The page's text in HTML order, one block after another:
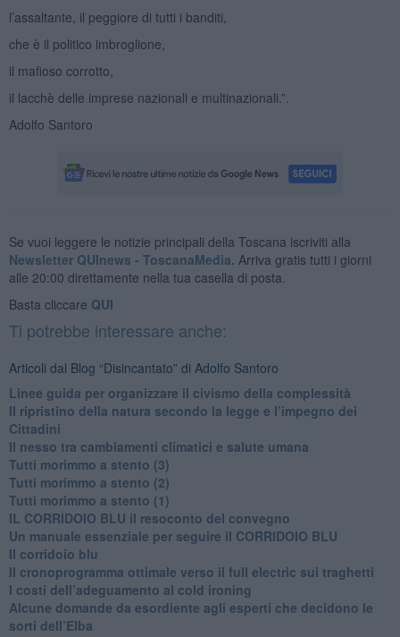
l’assaltante, il peggiore di tutti i banditi,
che è il politico imbroglione,
il mafioso corrotto,
il lacchè delle imprese nazionali e multinazionali.”.
Adolfo Santoro
Se vuoi leggere le notizie principali della Toscana iscriviti alla
Newsletter QUInews - ToscanaMedia. Arriva gratis tutti i giorni
alle 20:00 direttamente nella tua casella di posta.
Basta cliccare QUI
Ti potrebbe interessare anche:
Articoli dal Blog “Disincantato” di Adolfo Santoro
​Linee guida per organizzare il civismo della complessità
​Il ripristino della natura secondo la legge e l’impegno dei
Cittadini
Il nesso tra cambiamenti climatici e salute umana
Tutti morimmo a stento (3)
Tutti morimmo a stento (2)
​Tutti morimmo a stento (1)
IL CORRIDOIO BLU il resoconto del convegno
Un manuale essenziale per seguire il CORRIDOIO BLU
Il corridoio blu
​Il cronoprogramma ottimale verso il full electric sui traghetti
​I costi dell’adeguamento al cold ironing
Alcune domande da esordiente agli esperti che decidono le
sorti dell’Elba